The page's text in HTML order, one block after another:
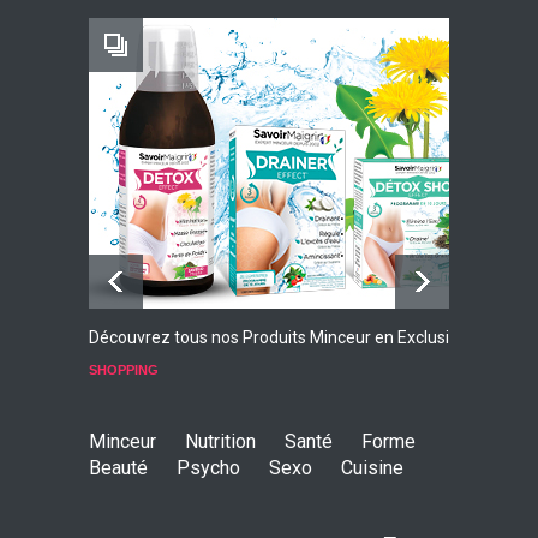
Faites Votre Bilan Minceur
GRATUIT
Découvrez tous nos Produits Minceur en Exclusivité
SHOPPING
Minceur Nutrition Santé
Forme
Beauté
Psycho Sexo Cuisine